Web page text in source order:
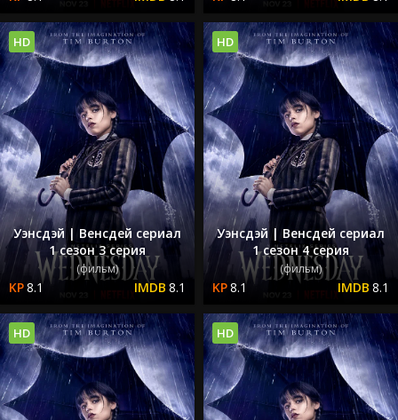
Уэнсдэй | Венсдей сериал
1 сезон 3 серия
(фильм)
8.1 8.1
HD
Уэнсдэй | Венсдей сериал
1 сезон 4 серия
(фильм)
8.1 8.1
HD
HD HD